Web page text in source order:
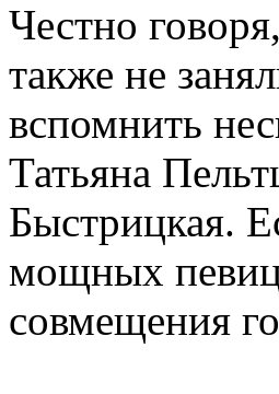
Честно
также не
вспомнить
Татьяна
Быстрицкая.
мощных
совмещения